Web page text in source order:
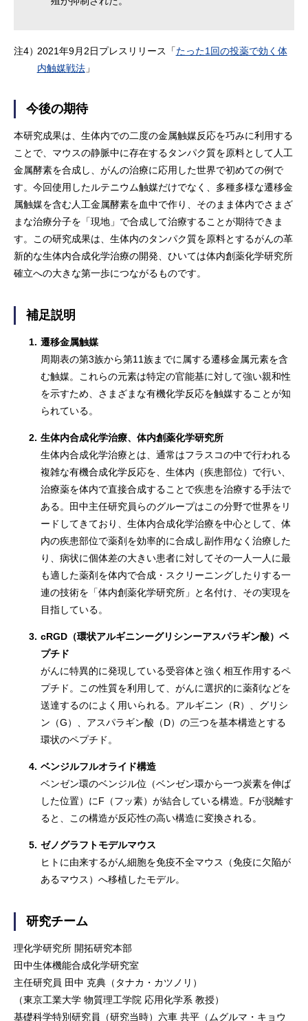
注4）2021年9月2日プレスリリース「たった1回の投薬で効く体
内触媒戦法」
今後の期待
本研究成果は、生体内での二度の金属触媒反応を巧みに利用する
ことで、マウスの静脈中に存在するタンパク質を原料として人工
金属酵素を合成し、がんの治療に応用した世界で初めての例で
す。今回使用したルテニウム触媒だけでなく、多種多様な遷移金
属触媒を含む人工金属酵素を血中で作り、そのまま体内でさまざ
まな治療分子を「現地」で合成して治療することが期待できま
す。この研究成果は、生体内のタンパク質を原料とするがんの革
新的な生体内合成化学治療の開発、ひいては体内創薬化学研究所
確立への大きな第一歩につながるものです。
補足説明
1. 遷移金属触媒
周期表の第3族から第11族までに属する遷移金属元素を含
む触媒。これらの元素は特定の官能基に対して強い親和性
を示すため、さまざまな有機化学反応を触媒することが知
られている。
2. 生体内合成化学治療、体内創薬化学研究所
生体内合成化学治療とは、通常はフラスコの中で行われる
複雑な有機合成化学反応を、生体内（疾患部位）で行い、
治療薬を体内で直接合成することで疾患を治療する手法で
ある。田中主任研究員らのグループはこの分野で世界をリ
ードしてきており、生体内合成化学治療を中心として、体
内の疾患部位で薬剤を効率的に合成し副作用なく治療した
り、病状に個体差の大きい患者に対してその一人一人に最
も適した薬剤を体内で合成・スクリーニングしたりする一
連の技術を「体内創薬化学研究所」と名付け、その実現を
目指している。
3. cRGD（環状アルギニンーグリシンーアスパラギン酸）ペ
プチド
がんに特異的に発現している受容体と強く相互作用するペ
プチド。この性質を利用して、がんに選択的に薬剤などを
送達するのによく用いられる。アルギニン（R）、グリシ
ン（G）、アスパラギン酸（D）の三つを基本構造とする
環状のペプチド。
4. ベンジルフルオライド構造
ベンゼン環のベンジル位（ベンゼン環から一つ炭素を伸ば
した位置）にF（フッ素）が結合している構造。Fが脱離す
ると、この構造が反応性の高い構造に変換される。
5. ゼノグラフトモデルマウス
ヒトに由来するがん細胞を免疫不全マウス（免疫に欠陥が
あるマウス）へ移植したモデル。
研究チーム
理化学研究所 開拓研究本部
田中生体機能合成化学研究室
主任研究員 田中 克典（タナカ・カツノリ）
（東京工業大学 物質理工学院 応用化学系 教授）
基礎科学特別研究員（研究当時）六車 共平（ムグルマ・キョウ